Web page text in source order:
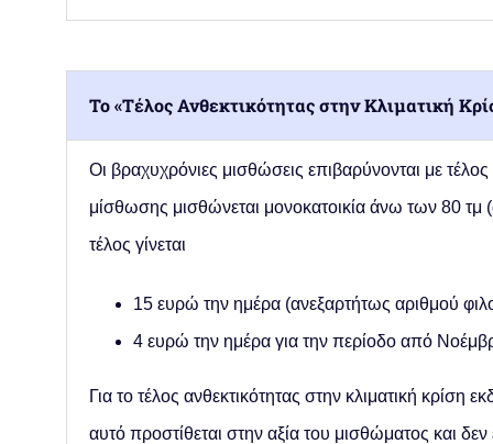
Το «Τέλος Ανθεκτικότητας στην Κλιματική
Οι βραχυχρόνιες μισθώσεις επιβαρύνονται με τέλος
μίσθωσης μισθώνεται μονοκατοικία άνω των 80
τέλος γίνεται
15 ευρώ την ημέρα (ανεξαρτήτως αριθμού
4 ευρώ την ημέρα για την περίοδο από
Για το τέλος ανθεκτικότητας στην κλιματική κρίση
αυτό προστίθεται στην αξία του μισθώματος και